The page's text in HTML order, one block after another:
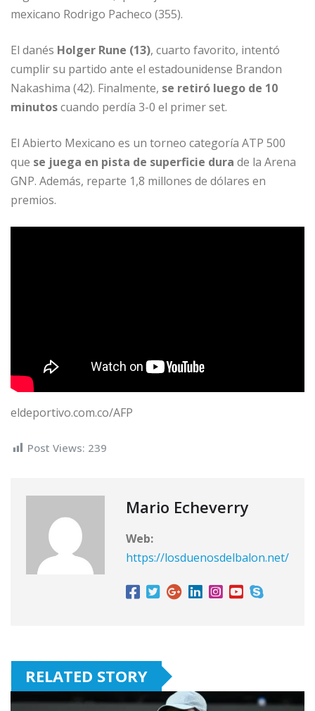
mexicano Rodrigo Pacheco (355).
El danés Holger Rune (13), cuarto favorito, intentó
cumplir su partido ante el estadounidense Brandon
Nakashima (42). Finalmente, se retiró luego de 10
minutoscuando perdía 3-0 el primer set.
El Abierto Mexicano es un torneo categoría ATP 500
que se juega en pista de superficie dura de la Arena
GNP. Además, reparte 1,8 millones de dólares en
premios.
eldeportivo.com.co/AFP
Post Views: 239
Mario Echeverry
Web:
https://losduenosdelbalon.net/
RELATED STORY